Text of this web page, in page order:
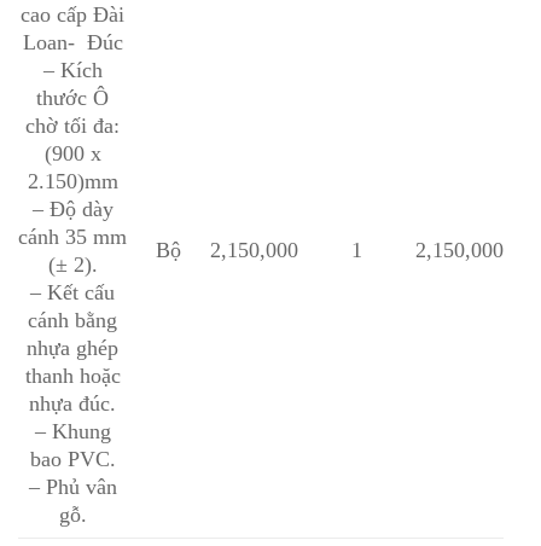
cao cấp Đài
Loan- Đúc
– Kích
thước Ô
chờ tối đa:
(900 x
2.150)mm
– Độ dày
cánh 35 mm
(± 2).
– Kết cấu
cánh bằng
nhựa ghép
thanh hoặc
nhựa đúc.
– Khung
bao PVC.
– Phủ vân
gỗ.
Bộ 2,150,000 1 2,150,000